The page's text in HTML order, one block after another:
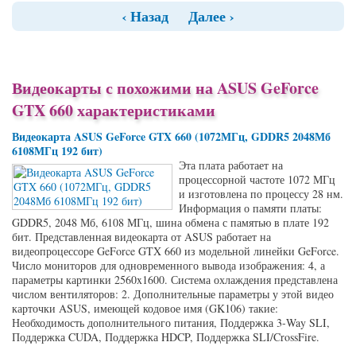
‹ Назад Далее ›
Видеокарты с похожими на ASUS GeForce
GTX 660 характеристиками
Видеокарта ASUS GeForce GTX 660 (1072МГц, GDDR5 2048Мб
6108МГц 192 бит)
Эта плата работает на
процессорной частоте 1072 МГц
и изготовлена по процессу 28 нм.
Информация о памяти платы:
GDDR5, 2048 Мб, 6108 МГц, шина обмена с памятью в плате 192
бит. Представленная видеокарта от ASUS работает на
видеопроцессоре GeForce GTX 660 из модельной линейки GeForce.
Число мониторов для одновременного вывода изображения: 4, а
параметры картинки 2560x1600. Система охлаждения представлена
числом вентиляторов: 2. Дополнительные параметры у этой видео
карточки ASUS, имеющей кодовое имя (GK106) такие:
Необходимость дополнительного питания, Поддержка 3-Way SLI,
Поддержка CUDA, Поддержка HDCP, Поддержка SLI/CrossFire.